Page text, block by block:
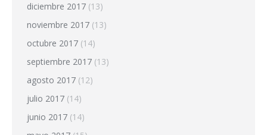
diciembre 2017 (13)
noviembre 2017 (13)
octubre 2017 (14)
septiembre 2017 (13)
agosto 2017 (12)
julio 2017 (14)
junio 2017 (14)